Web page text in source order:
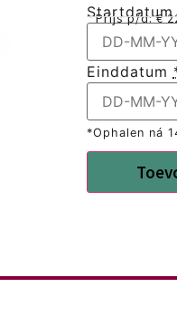
Startdatum
Einddatum
*Ophalen ná
Prijs p/d:€